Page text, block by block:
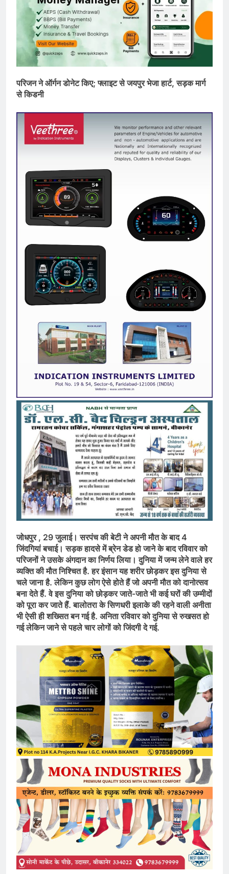
परिजन ने ऑर्गन डोनेट किए; फ्लाइट से जयपुर भेजा हार्ट, सड़क मार्ग
से किडनी
जोधपुर , 29 जुलाई। सरपंच की बेटी ने अपनी मौत के बाद 4
जिंदगियां बचाई। सड़क हादसे में ब्रेन डेड हो जाने के बाद रविवार को
परिजनों ने उसके अंगदान का निर्णय लिया। दुनिया में जन्म लेने वाले हर
व्यक्ति की मौत निश्चित है. हर इंसान यह शरीर छोड़कर इस दुनिया से
चले जाना है. लेकिन कुछ लोग ऐसे होते हैं जो अपनी मौत को दानोत्सव
बना देते हैं. वे इस दुनिया को छोड़कर जाते-जाते भी कई घरों की उम्मीदों
को पूरा कर जाते हैं. बालोतरा के सिणधरी इलाके की रहने वाली अनीता
भी ऐसी ही शख्सित बन गई है. अनिता रविवार को दुनिया से रुखसत हो
गई लेकिन जाने से पहले चार लोगों को जिंदगी दे गई.